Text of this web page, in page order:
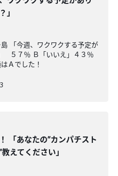
」
「今週、ワクワクする予定が
５７％ Ｂ「いいえ」４３％
Ａでした！
「あなたの”カンパチスト
えてください」